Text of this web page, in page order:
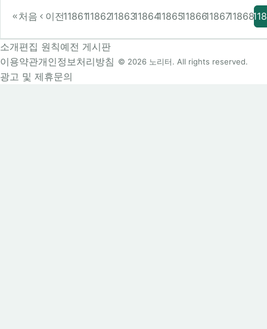
처음 이전1186111862118631186411865118661186711868
소개편집 원칙예전 게시판
이용약관개인정보처리방침
광고 및 제휴문의
© 2026 노리터. All rights reserved.